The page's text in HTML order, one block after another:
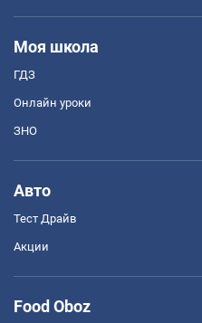
Моя школа
ГДЗ
Онлайн уроки
ЗНО
Авто
Тест Драйв
Акции
Food Oboz